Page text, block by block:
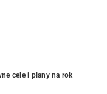
cele i plany na rok